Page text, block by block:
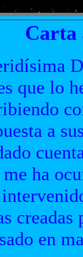
Carta
que lo
a
me ha
creadas
en